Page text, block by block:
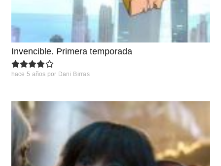
Invencible. Primera temporada
hace 5 años por Dani Birras